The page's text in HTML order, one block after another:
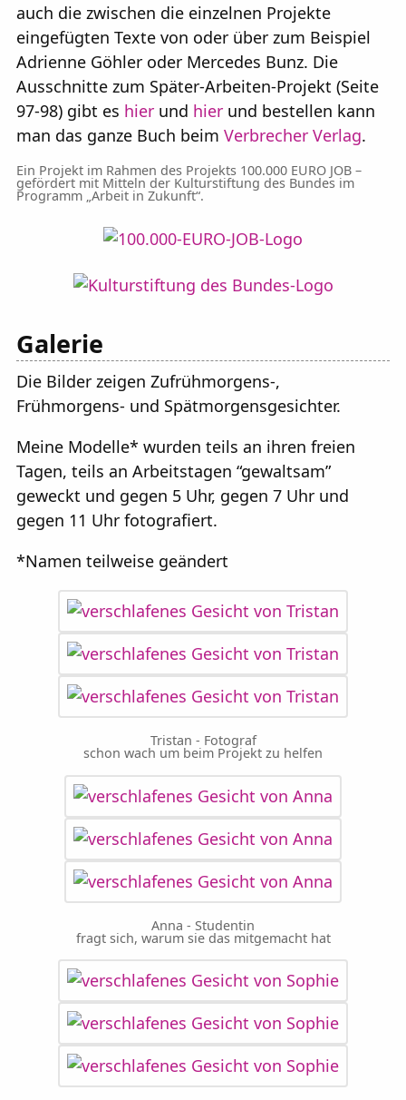
auch die zwischen die einzelnen Projekte
eingefügten Texte von oder über zum Beispiel
Adrienne Göhler oder Mercedes Bunz. Die
Ausschnitte zum Später-Arbeiten-Projekt (Seite
97-98) gibt es hier und hier und bestellen kann
man das ganze Buch beim Verbrecher Verlag.
Ein Projekt im Rahmen des Projekts 100.000 EURO JOB –
gefördert mit Mitteln der Kulturstiftung des Bundes im
Programm „Arbeit in Zukunft“.
Galerie
Die Bilder zeigen Zufrühmorgens-,
Frühmorgens- und Spätmorgensgesichter.
Meine Modelle* wurden teils an ihren freien
Tagen, teils an Arbeitstagen “gewaltsam”
geweckt und gegen 5 Uhr, gegen 7 Uhr und
gegen 11 Uhr fotografiert.
*Namen teilweise geändert
Tristan - Fotograf
schon wach um beim Projekt zu helfen
Anna - Studentin
fragt sich, warum sie das mitgemacht hat